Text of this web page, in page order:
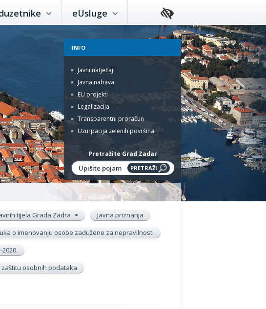
eUsluge
INFO
Javni natječaji
Javna nabava
EU projekti
Legalizacija
Transparentni proračun
Uzurpacija zelenih površina
Pretražite Grad Zadar
tijela Grada Zadra
Javna priznanja
o imenovanju osobe zadužene za nepravilnosti
osobnih podataka